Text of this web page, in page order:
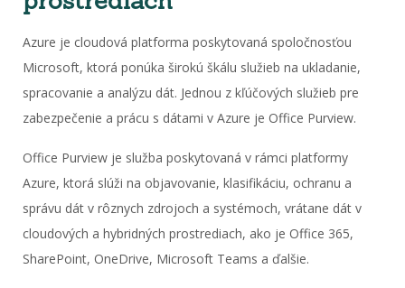
Azure je cloudová platforma poskytovaná spoločnosťou
Microsoft, ktorá ponúka širokú škálu služieb na ukladanie,
spracovanie a analýzu dát. Jednou z kľúčových služieb pre
zabezpečenie a prácu s dátami v Azure je Office Purview.
Office Purview je služba poskytovaná v rámci platformy
Azure, ktorá slúži na objavovanie, klasifikáciu, ochranu a
správu dát v rôznych zdrojoch a systémoch, vrátane dát v
cloudových a hybridných prostrediach, ako je Office 365,
SharePoint, OneDrive, Microsoft Teams a ďalšie.